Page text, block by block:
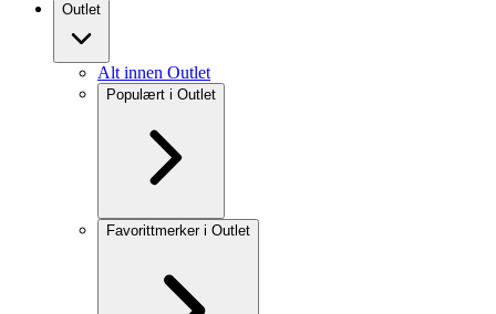
Outlet
Alt innen Outlet
Populært i Outlet
Favorittmerker i Outlet